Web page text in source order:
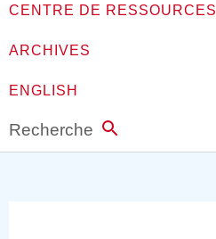
CENTRE DE RESSOURCES
ARCHIVES
ENGLISH
Recherche